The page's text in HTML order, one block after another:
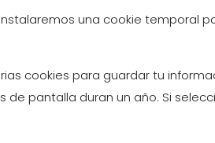
una cookie temporal
cookies para guardar tu
pantalla duran un año. Si